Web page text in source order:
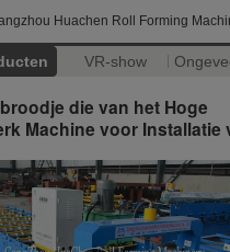
Huachen Roll Forming
VR-show
die van het Hoge
Machine voor Installatie